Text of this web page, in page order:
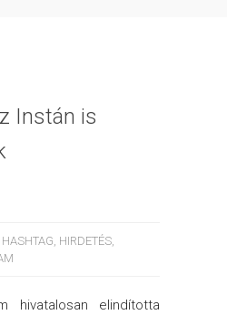
Instán is
HASHTAG, HIRDETÉS,
hivatalosan elindította